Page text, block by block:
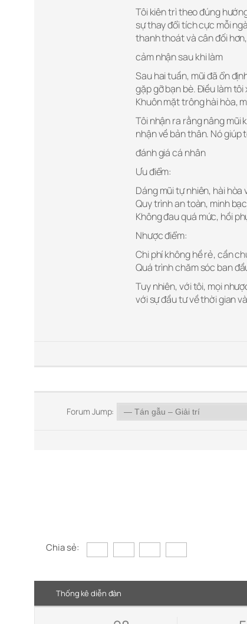
Tôi kiên trì theo đúng
sự thay đổi tích cực mỗi
thanh thoát và cân đối
cảm nhận sau khi làm
Sau hai tuần, mũi đã ổn
gặp gỡ bạn bè. Điều làm
Khuôn mặt trông hài hòa,
Tôi nhận ra rằng nâng mũi
nhận về bản thân. Nó giúp
đánh giá cá nhân
Ưu điểm:
Dáng mũi tự nhiên, hài hòa
Quy trình an toàn, minh
Không đau quá mức, hồi
Nhược điểm:
Chi phí không hề rẻ, cần
Quá trình chăm sóc ban
Tuy nhiên, với tôi, mọi
với sự đầu tư về thời gian và
Forum Jump:
Chia sẻ:
Thống kê diễn đàn